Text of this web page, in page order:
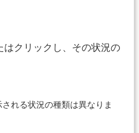
はクリックし、その状況の
れる状況の種類は異なりま